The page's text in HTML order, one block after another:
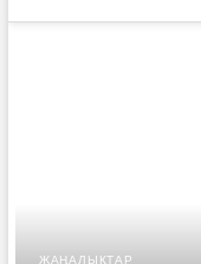
ЖАҢАЛЫҚТАР